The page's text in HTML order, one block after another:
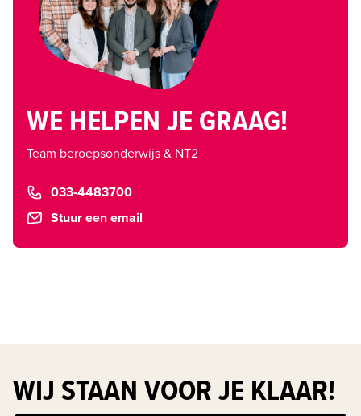
WE HELPEN JE GRAAG!
Team beroepsonderwijs & NT2
033-4483700
Stuur een email
WIJ STAAN VOOR JE KLAAR!